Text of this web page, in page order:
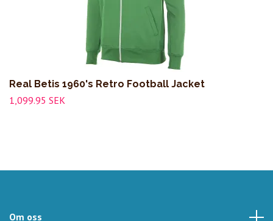
Real Betis 1960's Retro Football Jacket
1,099.95 SEK
Om oss